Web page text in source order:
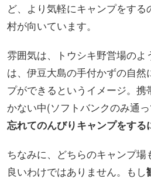
ど、より気軽にキャンプをする
村が向いています。
雰囲気は、トウシキ野営場のよ
は、伊豆大島の手付かずの自然
プができるというイメージ。携
かない中(ソフトバンクのみ通っ
忘れてのんびりキャンプをする
ちなみに、どちらのキャンプ場
良いわけではありません。もし